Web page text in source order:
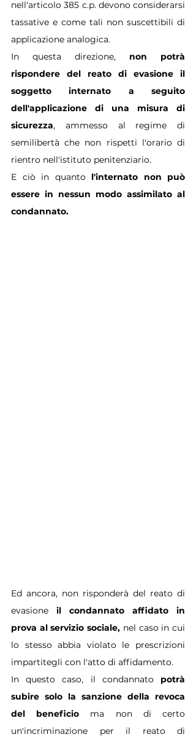
nell'articolo 385 c.p. devono considerarsi
tassative e come tali non suscettibili di
applicazione analogica.
In questa direzione, non potrà
rispondere del reato di evasione il
soggetto internato a seguito
dell'applicazione di una misura di
sicurezza, ammesso al regime di
semilibertà che non rispetti l'orario di
rientro nell'istituto penitenziario.
E ciò in quanto l'internato non può
essere in nessun modo assimilato al
condannato.
Ed ancora, non risponderà del reato di
evasione il condannato affidato in
prova al servizio sociale, nel caso in cui
lo stesso abbia violato le prescrizioni
impartitegli con l'atto di affidamento.
In questo caso, il condannato potrà
subire solo la sanzione della revoca
del beneficio ma non di certo
un'incriminazione per il reato di